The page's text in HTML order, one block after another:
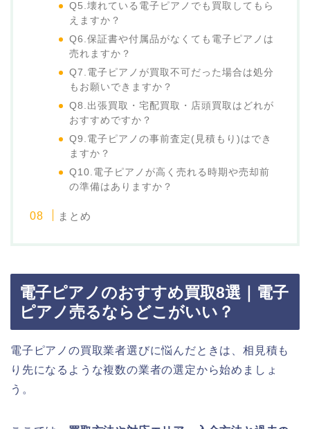
Q5.壊れている電子ピアノでも買取してもら
えますか？
Q6.保証書や付属品がなくても電子ピアノは
売れますか？
Q7.電子ピアノが買取不可だった場合は処分
もお願いできますか？
Q8.出張買取・宅配買取・店頭買取はどれが
おすすめですか？
Q9.電子ピアノの事前査定(見積もり)はでき
ますか？
Q10.電子ピアノが高く売れる時期や売却前
の準備はありますか？
まとめ
電子ピアノのおすすめ買取8選｜電子
ピアノ売るならどこがいい？
電子ピアノの買取業者選びに悩んだときは、相見積も
り先になるような複数の業者の選定から始めましょ
う。